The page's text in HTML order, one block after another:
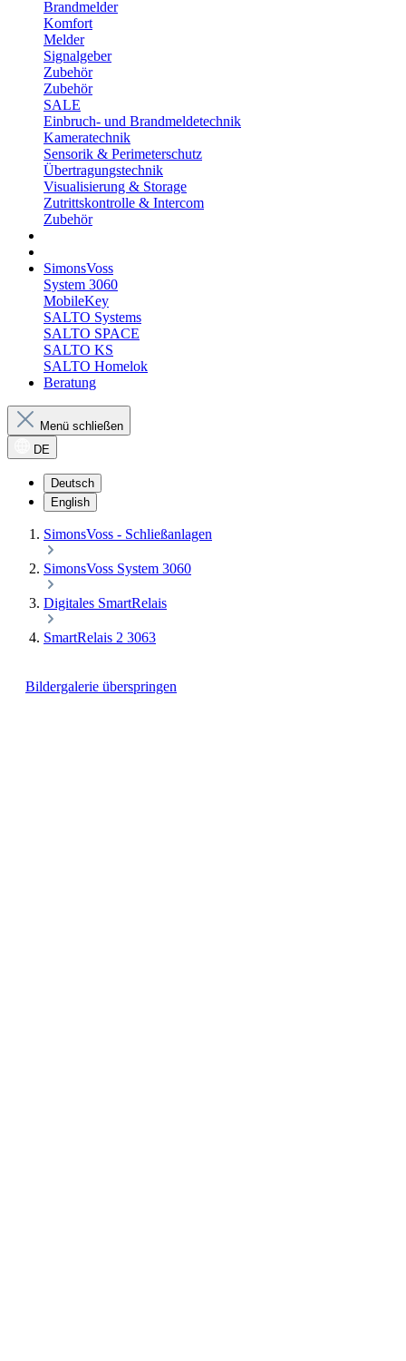
Brandmelder
Komfort
Melder
Signalgeber
Zubehör
Zubehör
SALE
Einbruch- und Brandmeldetechnik
Kameratechnik
Sensorik & Perimeterschutz
Übertragungstechnik
Visualisierung & Storage
Zutrittskontrolle & Intercom
Zubehör
SimonsVoss
System 3060
MobileKey
SALTO Systems
SALTO SPACE
SALTO KS
SALTO Homelok
Beratung
Menü schließen
DE
Deutsch
English
SimonsVoss - Schließanlagen
SimonsVoss System 3060
Digitales SmartRelais
SmartRelais 2 3063
Bildergalerie überspringen